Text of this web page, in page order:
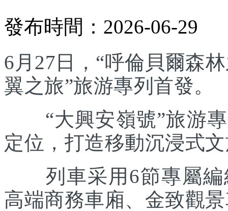
發布時間：2026-06-29
6月27日，“呼倫貝爾森
翼之旅”旅游專列首發。
“大興安嶺號”旅游專
定位，打造移動沉浸式
列車采用6節專屬編
高端商務車廂、金致觀